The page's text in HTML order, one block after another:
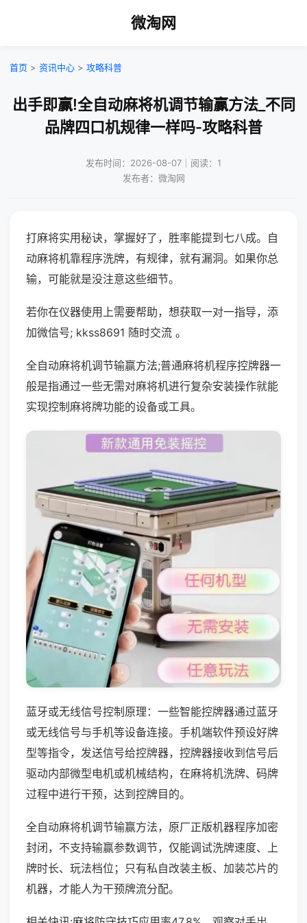
微淘网
首页 > 资讯中心 > 攻略科普
出手即赢!全自动麻将机调节输赢方法_不同
品牌四口机规律一样吗-攻略科普
发布时间：2026-08-07｜阅读：1
发布者：微淘网
打麻将实用秘诀，掌握好了，胜率能提到七八成。自
动麻将机靠程序洗牌，有规律，就有漏洞。如果你总
输，可能就是没注意这些细节。
若你在仪器使用上需要帮助，想获取一对一指导，添
加微信号; kkss8691 随时交流 。
全自动麻将机调节输赢方法;普通麻将机程序控牌器一
般是指通过一些无需对麻将机进行复杂安装操作就能
实现控制麻将牌功能的设备或工具。
蓝牙或无线信号控制原理：一些智能控牌器通过蓝牙
或无线信号与手机等设备连接。手机端软件预设好牌
型等指令，发送信号给控牌器，控牌器接收到信号后
驱动内部微型电机或机械结构，在麻将机洗牌、码牌
过程中进行干预，达到控牌目的。
全自动麻将机调节输赢方法，原厂正版机器程序加密
封闭，不支持输赢参数调节，仅能调试洗牌速度、上
牌时长、玩法档位；只有私自改装主板、加装芯片的
机器，才能人为干预牌流分配。